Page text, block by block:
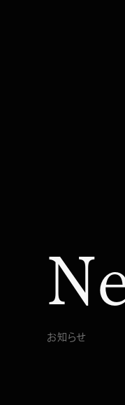
お知らせ
プライバシーポリシ
カスタマーハラスメ
当サイトに掲載のコ